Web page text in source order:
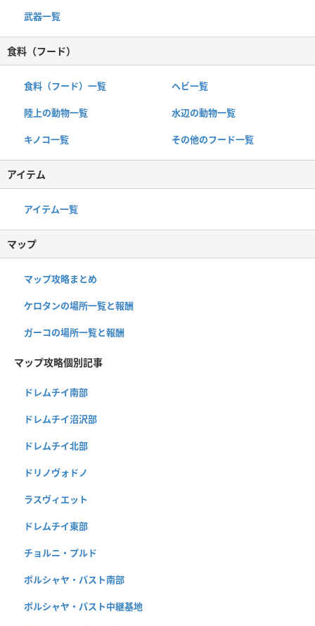
武器一覧
食料（フード）
食料（フード）一覧 ヘビ一覧
陸上の動物一覧 水辺の動物一覧
キノコ一覧 その他のフード一覧
アイテム
アイテム一覧
マップ
マップ攻略まとめ
ケロタンの場所一覧と報酬
ガーコの場所一覧と報酬
マップ攻略個別記事
ドレムチイ南部
ドレムチイ沼沢部
ドレムチイ北部
ドリノヴォドノ
ラスヴィエット
ドレムチイ東部
チョルニ・プルド
ボルシャヤ・パスト南部
ボルシャヤ・パスト中継基地